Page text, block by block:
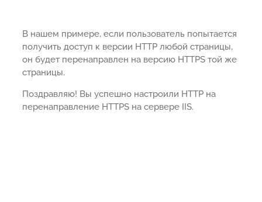
В нашем примере, если пользователь попытается
получить доступ к версии HTTP любой страницы,
он будет перенаправлен на версию HTTPS той же
страницы.
Поздравляю! Вы успешно настроили HTTP на
перенаправление HTTPS на сервере IIS.